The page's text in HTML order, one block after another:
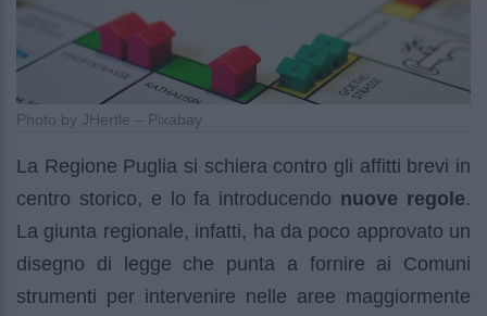
Photo by JHertle – Pixabay
La Regione Puglia si schiera contro gli affitti brevi in
centro storico, e lo fa introducendo nuove regole.
La giunta regionale, infatti, ha da poco approvato un
disegno di legge che punta a fornire ai Comuni
strumenti per intervenire nelle aree maggiormente